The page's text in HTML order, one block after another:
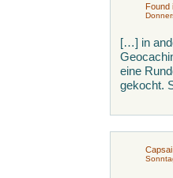
Found
[…] in
eine
gekocht.
Capsai